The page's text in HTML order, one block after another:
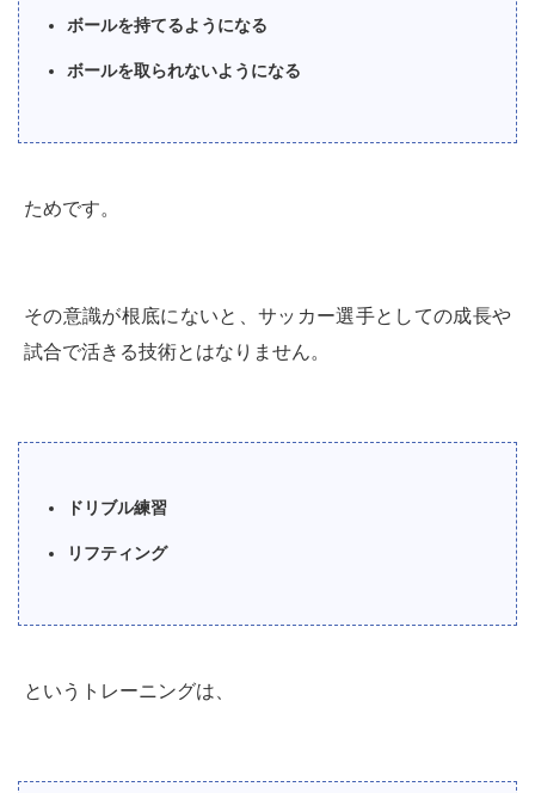
ボールを持てるようになる
ボールを取られないようになる
ためです。
その意識が根底にないと、サッカー選手としての成長や
試合で活きる技術とはなりません。
ドリブル練習
リフティング
というトレーニングは、